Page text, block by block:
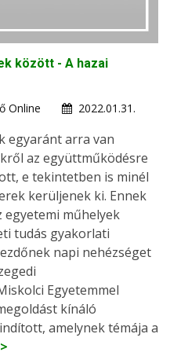
között - A hazai
Online
2022.01.31.
egyaránt arra van
az együttműködésre
e tekintetben is minél
kerüljenek ki. Ennek
egyetemi műhelyek
tudás gyakorlati
napi nehézséget
Egyetemmel
kínáló
amelynek témája a